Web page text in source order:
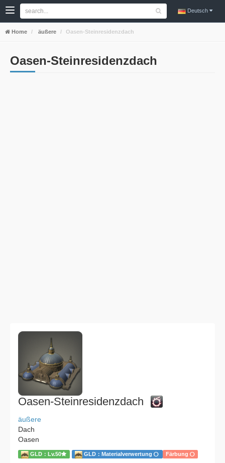
Deutsch
Home äußere Oasen-Steinresidenzdach
Oasen-Steinresidenzdach
Oasen-Steinresidenzdach
äußere
Dach
Oasen
GLD：Lv.50 GLD：Materialverwertung Färbung